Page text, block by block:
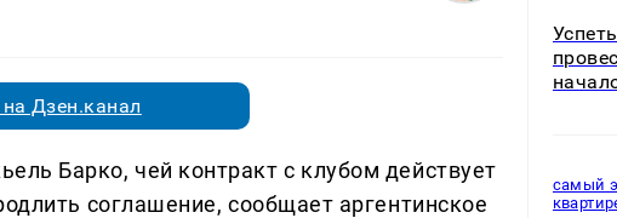
Дзен.канал
Барко, чей контракт с клубом действует
соглашение, сообщает аргентинское
самый